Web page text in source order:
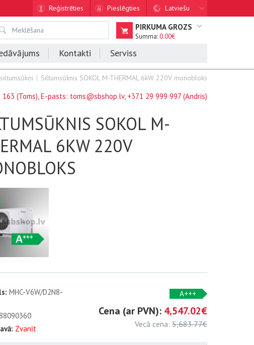
Reģistrēties Pieslēgties Latviešu
PIRKUMA GROZS
Summa:0.00€
Kontakti Serviss
Siltumsūknis SOKOL M-THERMAL 6kW 220V monobloks
163 (Toms), E-pasts: toms@sbshop.lv, +371 29 999 997 (Andris)
SOKOL M-
6KW 220V
MHC-V6W/D2N8-
Zvanīt
A+++
Cena (ar PVN): 4,547.02€
Vecā cena: 5,683.77€